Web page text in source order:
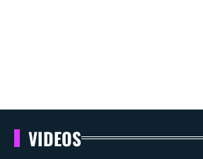
VIDEOS